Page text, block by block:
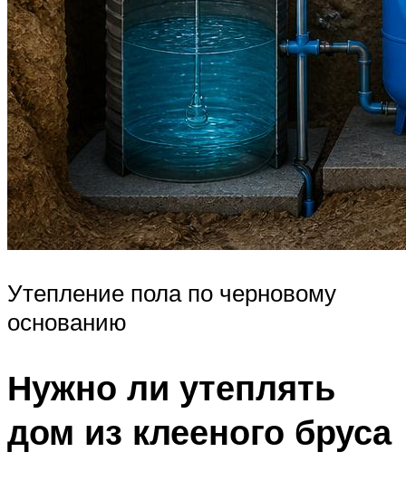
Утепление пола по черновому
основанию
Нужно ли утеплять
дом из клееного бруса